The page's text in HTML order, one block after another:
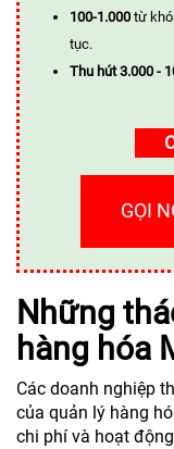
100-1.000 từ
tục.
Thu hút 3.000 -
GỌI
Những
hàng hóa
Các doanh nghiệp
của quản lý hàng
chi phí và hoạt